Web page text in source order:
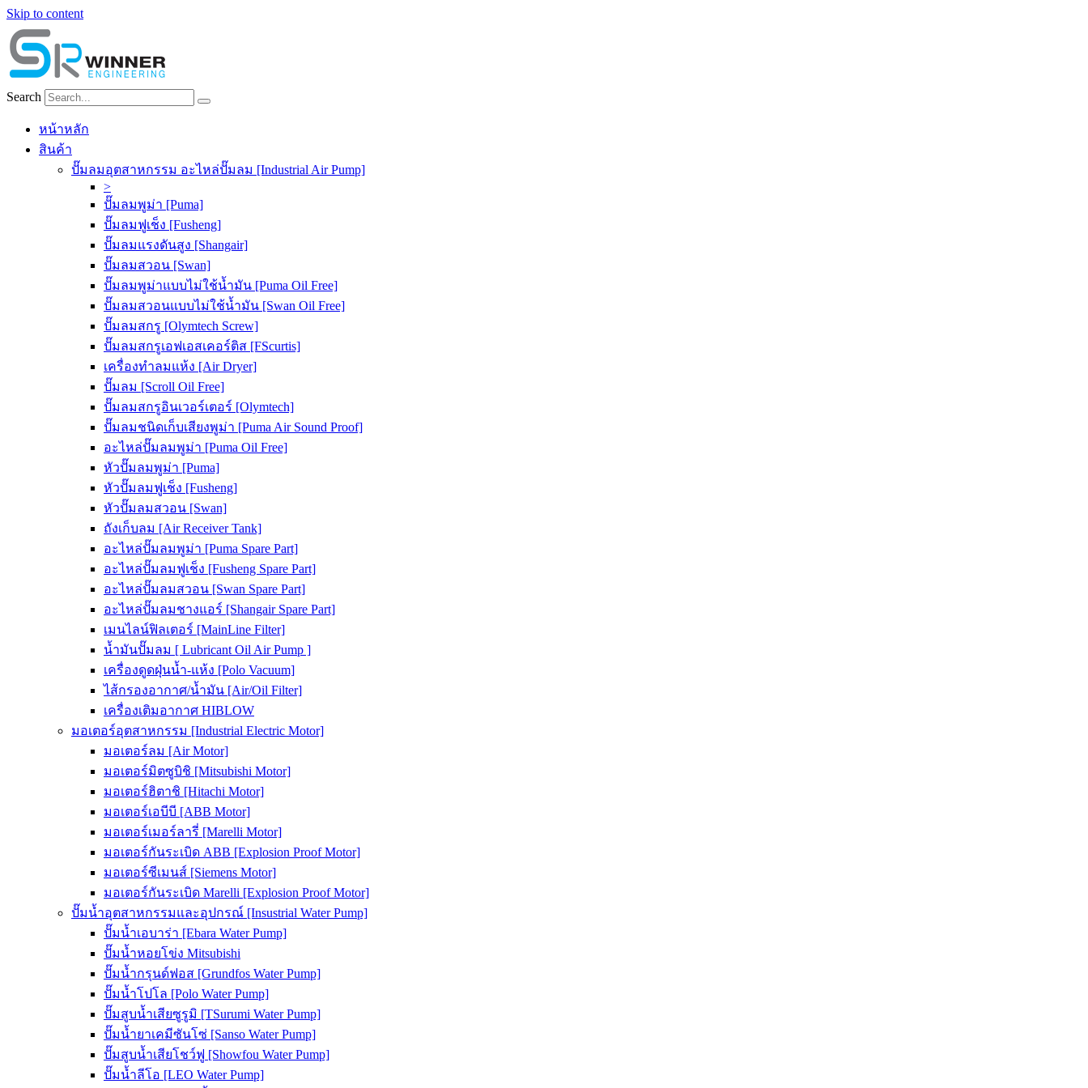
Skip to content
Search
หน้าหลัก
สินค้า
ปั๊มลมอุตสาหกรรม อะไหล่ปั๊มลม [Industrial Air Pump]
>
ปั๊มลมพูม่า [Puma]
ปั๊มลมฟูเช็ง [Fusheng]
ปั๊มลมแรงดันสูง [Shangair]
ปั๊มลมสวอน [Swan]
ปั๊มลมพูม่าแบบไม่ใช้น้ำมัน [Puma Oil Free]
ปั๊มลมสวอนแบบไม่ใช้น้ำมัน [Swan Oil Free]
ปั๊มลมสกรู [Olymtech Screw]
ปั๊มลมสกรูเอฟเอสเคอร์ติส [FScurtis]
เครื่องทำลมแห้ง [Air Dryer]
ปั๊มลม [Scroll Oil Free]
ปั๊มลมสกรูอินเวอร์เตอร์ [Olymtech]
ปั๊มลมชนิดเก็บเสียงพูม่า [Puma Air Sound Proof]
อะไหล่ปั๊มลมพูม่า [Puma Oil Free]
หัวปั๊มลมพูม่า [Puma]
หัวปั๊มลมฟูเช็ง [Fusheng]
หัวปั๊มลมสวอน [Swan]
ถังเก็บลม [Air Receiver Tank]
อะไหล่ปั๊มลมพูม่า [Puma Spare Part]
อะไหล่ปั๊มลมฟูเช็ง [Fusheng Spare Part]
อะไหล่ปั๊มลมสวอน [Swan Spare Part]
อะไหล่ปั๊มลมชางแอร์ [Shangair Spare Part]
เมนไลน์ฟิลเตอร์ [MainLine Filter]
น้ำมันปั๊มลม [ Lubricant Oil Air Pump ]
เครื่องดูดฝุ่นน้ำ-แห้ง [Polo Vacuum]
ไส้กรองอากาศ/น้ำมัน [Air/Oil Filter]
เครื่องเติมอากาศ HIBLOW
มอเตอร์อุตสาหกรรม [Industrial Electric Motor]
มอเตอร์ลม [Air Motor]
มอเตอร์มิตซูบิชิ [Mitsubishi Motor]
มอเตอร์ฮิตาชิ [Hitachi Motor]
มอเตอร์เอบีบี [ABB Motor]
มอเตอร์เมอร์ลารี่ [Marelli Motor]
มอเตอร์กันระเบิด ABB [Explosion Proof Motor]
มอเตอร์ซีเมนส์ [Siemens Motor]
มอเตอร์กันระเบิด Marelli [Explosion Proof Motor]
ปั๊มน้ำอุตสาหกรรมและอุปกรณ์ [Insustrial Water Pump]
ปั๊มน้ำเอบาร่า [Ebara Water Pump]
ปั๊มน้ำหอยโข่ง Mitsubishi
ปั๊มน้ำกรุนด์ฟอส [Grundfos Water Pump]
ปั๊มน้ำโปโล [Polo Water Pump]
ปั๊มสูบน้ำเสียซูรูมิ [TSurumi Water Pump]
ปั๊มน้ำยาเคมีซันโซ่ [Sanso Water Pump]
ปั๊มสูบน้ำเสียโชว์ฟู [Showfou Water Pump]
ปั๊มน้ำลีโอ [LEO Water Pump]